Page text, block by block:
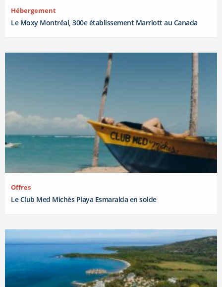
Hébergement
Le Moxy Montréal, 300e établissement Marriott au Canada
Offres
Le Club Med Michès Playa Esmaralda en solde